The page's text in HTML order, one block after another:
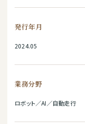
発行年月
2024.05
業務分野
ロボット／AI／自動走行